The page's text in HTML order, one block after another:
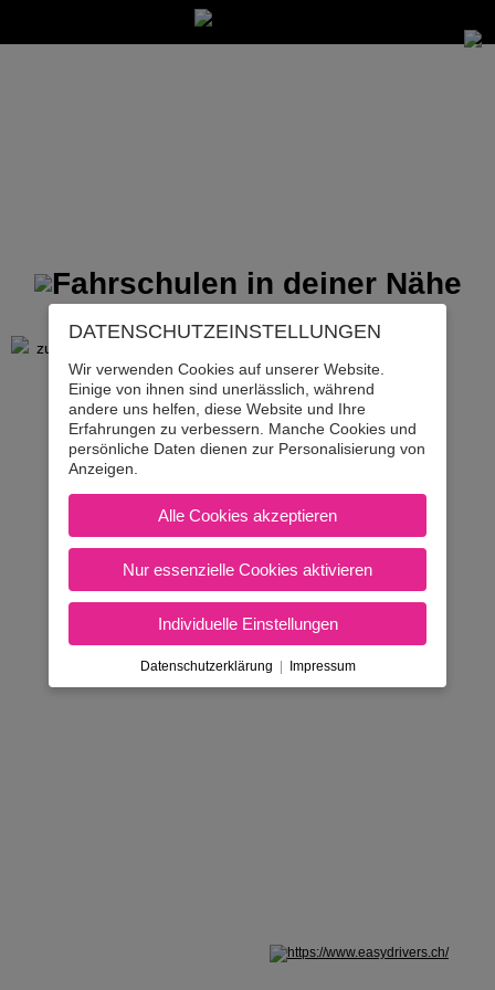
zurück zur Suche
DATENSCHUTZ­EINSTELLUNGEN
Wir verwenden Cookies auf unserer Website.
Einige von ihnen sind unerlässlich, während
andere uns helfen, diese Website und Ihre
Erfahrungen zu verbessern. Manche Cookies und
persönliche Daten dienen zur Personalisierung von
Anzeigen.
Alle Cookies akzeptieren
Nur essenzielle Cookies aktivieren
Individuelle Einstellungen
Datenschutzerklärung | Impressum